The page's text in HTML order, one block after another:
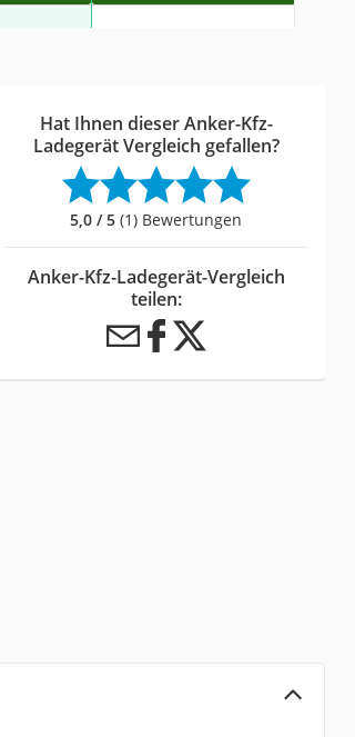
Hat Ihnen dieser Anker-Kfz-
Ladegerät Vergleich gefallen?
5,0 / 5 (1) Bewertungen
Anker-Kfz-Ladegerät-Vergleich
teilen: